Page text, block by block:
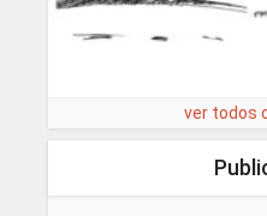
ver todos